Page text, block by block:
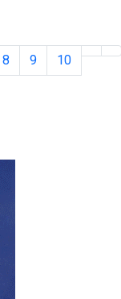
8 9 10